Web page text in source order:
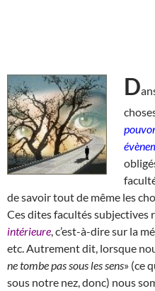
D
de savoir tout de même les
Ces dites facultés subjectives
intérieure , c’est-à-dire sur la
etc. Autrement dit, lorsque
ne tombe pas sous les sens» (ce
sous notre nez, donc) nous